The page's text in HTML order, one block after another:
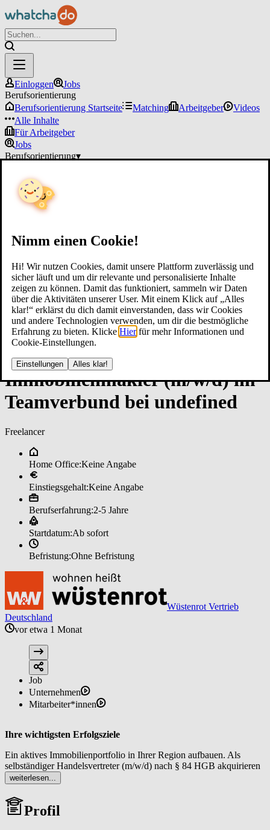
Nimm einen Cookie!
Hi! Wir nutzen Cookies, damit unsere Plattform zuverlässig und
sicher läuft und um dir relevante und personalisierte Inhalte
zeigen zu können. Damit das funktioniert, sammeln wir Daten
über die Aktivitäten unserer User. Mit einem Klick auf „Alles
klar!“ erklärst du dich damit einverstanden, dass wir Cookies
und andere Technologien verwenden, um dir die bestmögliche
Erfahrung zu bieten. Klicke Hier für mehr Informationen und
Cookie-Einstellungen.
Einstellungen Alles klar!
Einloggen
Jobs
Berufsorientierung
Berufsorientierung Startseite
Matching Arbeitgeber
Videos
Alle Inhalte
Für Arbeitgeber
Jobs
Berufsorientierung▾
Im­mo­bi­li­en­mak­ler (m/w/d) im
­Team­ver­bun­d bei un­de­fi­ned
Freelancer
Home Office:Keine Angabe
Einstiegsgehalt:Keine Angabe
Berufserfahrung:2-5 Jahre
Startdatum:Ab sofort
Befristung:Ohne Befristung
Wüstenrot Vertrieb
Deutschland
vor etwa 1 Monat
Job
Unternehmen
Mitarbeiter*innen
Ihre wichtigsten Erfolgsziele
Ein aktives Immobilienportfolio in Ihrer Region aufbauen. Als
selbständiger Handelsvertreter (m/w/d) nach § 84 HGB akquirieren
Sie regelmäßig neue Objekte sowie Interessentinnen und
Interessenten mit dem Ergebnis einer stabilen Pipeline an
Vermittlungsmandaten, die planbare Umsätze ermöglicht.
Eigentümerinnen und Eigentümer sowie Interessentinnen und
weiterlesen...
Profil